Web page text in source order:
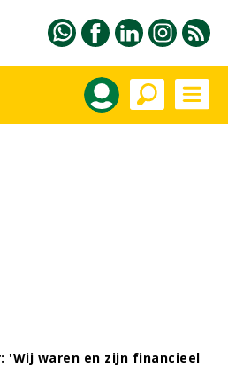
'Wij waren en zijn financieel